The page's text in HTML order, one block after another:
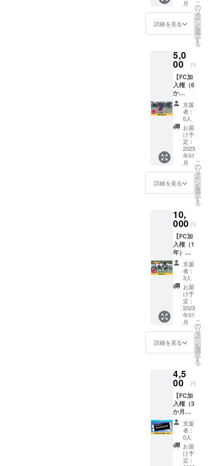
に、全力で
活動してい
ます。
しで加
入でき
る権利
です。
※2023
ら3ヶ月
となり
ます。
※2つ以
上ご購
入され
ても
2023年
の1月か
らの3ヶ
月とな
り、6ヵ
月分と
するこ
とはで
きませ
ん。 ※
知らせ
いたし
ます。
月
詳細を見る
こ
の
リ
タ
ー
ン
を
選
択
す
る
5,0
00 円
【FC加
入権（6
か
月）】
Osaka
CitySC
ファン
クラブ
に6ヶ月
加入で
きる権
利で
す。 月
額1,000
円（半
年6,000
とこ
ろ、ク
ラウド
ファン
ディン
グ特別
価格で
1,000円
お得！
※2023
年1月か
ら6ヶ月
となり
ます。
※詳細は
メール
にてお
支援
者：
0人
お届
け予
定：
2023
年01
月
詳細を見る
こ
の
リ
タ
ー
ン
を
選
択
す
る
10,
000 円
【FC加
入権（1
年）】
Osaka
CitySC
ファン
クラブ
に1年加
入でき
る権利
です。
月額
1,000円
（1年
12,000
円）の
ろ、ク
ラウド
ファン
ディン
グ特別
価格で
2,000円
お得！
※2023
年1月か
ら1年と
なりま
支援
者：
3人
お届
け予
定：
2023
年01
月
詳細を見る
こ
の
リ
タ
ー
ン
を
選
択
す
る
4,5
00 円
【FC加
入権（3
か月お
試し）
＋タオ
ル】
Osaka
CitySC
ファン
支援
者：
0人
お届
け予
定：